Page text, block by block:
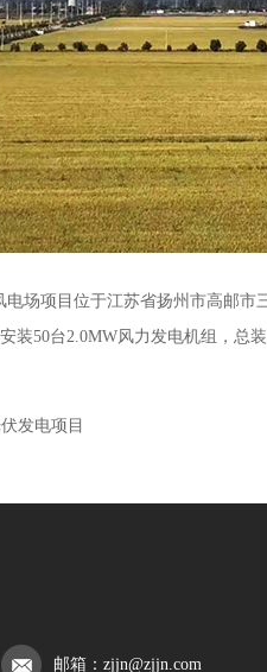
电场项目位于江苏省扬州市高邮
装50台2.0MW风力发电机组，总
发电项目
邮箱： zjjn@zjjn.com